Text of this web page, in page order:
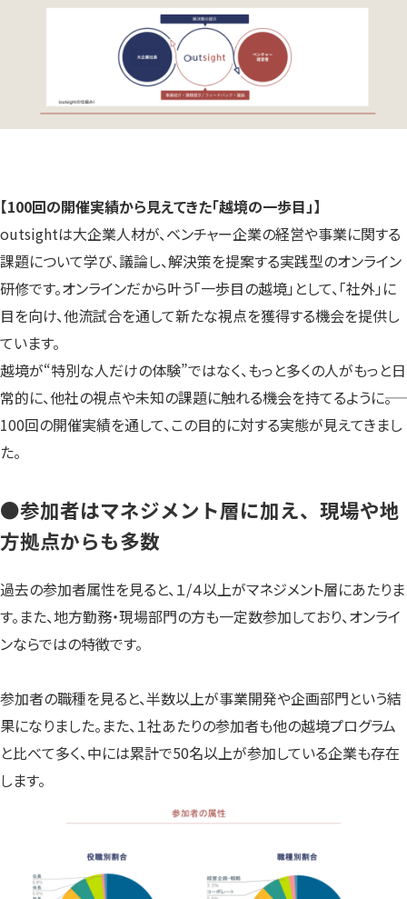
【100回の開催実績から見えてきた「越境の一歩目」】
outsightは大企業人材が、ベンチャー企業の経営や事業に関する
課題について学び、議論し、解決策を提案する実践型のオンライン
研修です。オンラインだから叶う「一歩目の越境」として、「社外」に
目を向け、他流試合を通して新たな視点を獲得する機会を提供し
ています。
越境が“特別な人だけの体験”ではなく、もっと多くの人がもっと日
常的に、他社の視点や未知の課題に触れる機会を持てるように――。
100回の開催実績を通して、この目的に対する実態が見えてきまし
た。
●参加者はマネジメント層に加え、現場や地
方拠点からも多数
過去の参加者属性を見ると、１/４以上がマネジメント層にあたりま
す。また、地方勤務・現場部門の方も一定数参加しており、オンライ
ンならではの特徴です。
参加者の職種を見ると、半数以上が事業開発や企画部門という結
果になりました。また、１社あたりの参加者も他の越境プログラム
と比べて多く、中には累計で50名以上が参加している企業も存在
します。